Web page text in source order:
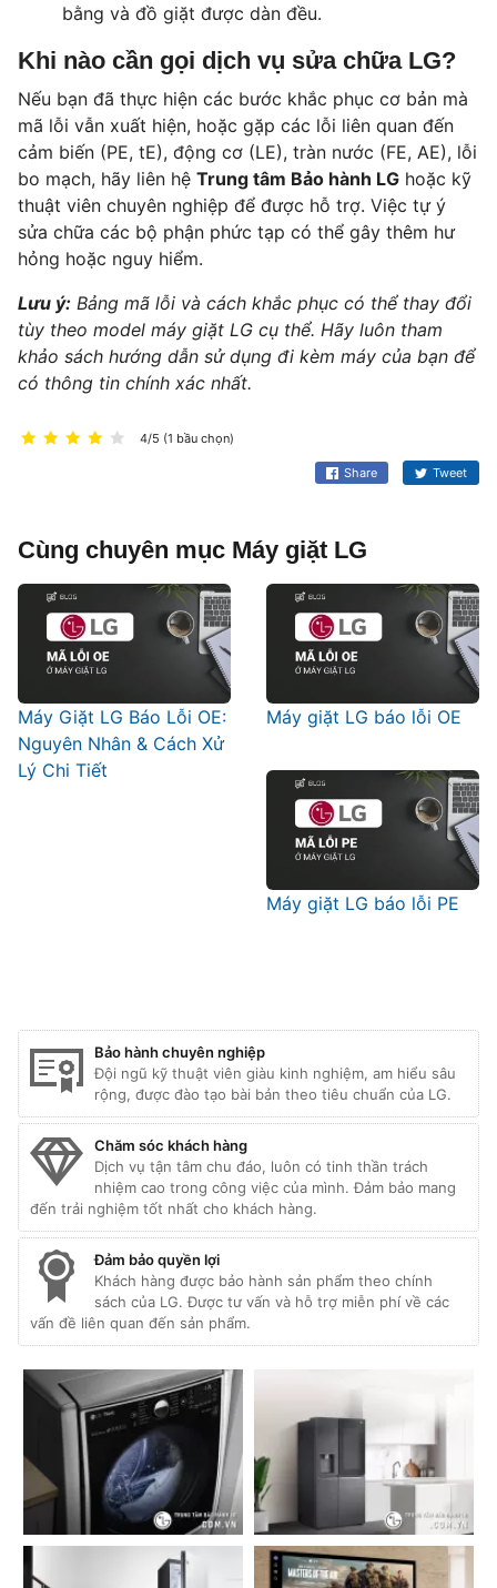
bằng và đồ giặt được dàn đều.
Khi nào cần gọi dịch vụ sửa chữa LG?
Nếu bạn đã thực hiện các bước khắc phục cơ bản mà
mã lỗi vẫn xuất hiện, hoặc gặp các lỗi liên quan đến
cảm biến (PE, tE), động cơ (LE), tràn nước (FE, AE), lỗi
bo mạch, hãy liên hệ Trung tâm Bảo hành LG hoặc kỹ
thuật viên chuyên nghiệp để được hỗ trợ. Việc tự ý
sửa chữa các bộ phận phức tạp có thể gây thêm hư
hỏng hoặc nguy hiểm.
Lưu ý: Bảng mã lỗi và cách khắc phục có thể thay đổi
tùy theo model máy giặt LG cụ thể. Hãy luôn tham
khảo sách hướng dẫn sử dụng đi kèm máy của bạn để
có thông tin chính xác nhất.
4/5 (1 bầu chọn)
Share Tweet
Cùng chuyên mục Máy giặt LG
Máy Giặt LG Báo Lỗi OE:
Nguyên Nhân & Cách Xử
Lý Chi Tiết
Máy giặt LG báo lỗi OE
Máy giặt LG báo lỗi PE
Bảo hành chuyên nghiệp
Đội ngũ kỹ thuật viên giàu kinh nghiệm, am hiểu sâu
rộng, được đào tạo bài bản theo tiêu chuẩn của LG.
Chăm sóc khách hàng
Dịch vụ tận tâm chu đáo, luôn có tinh thần trách
nhiệm cao trong công việc của mình. Đảm bảo mang
đến trải nghiệm tốt nhất cho khách hàng.
Đảm bảo quyền lợi
Khách hàng được bảo hành sản phẩm theo chính
sách của LG. Được tư vấn và hỗ trợ miễn phí về các
vấn đề liên quan đến sản phẩm.